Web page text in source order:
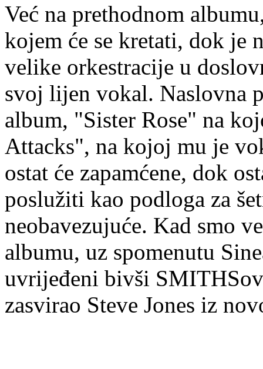
Već na prethodnom
kojem će se kretati, dok je
velike orkestracije u
svoj lijen vokal. Naslovna
album, "Sister Rose" na
Attacks", na kojoj mu je
ostat će zapamćene, dok
poslužiti kao podloga za
neobavezujuće. Kad smo
albumu, uz spomenutu
uvrijeđeni bivši
zasvirao Steve Jones iz